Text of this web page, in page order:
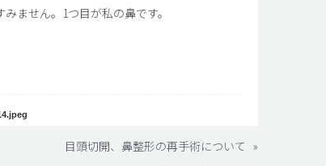
ません。1つ目が私の鼻です。
目頭切開、鼻整形の再手術について »